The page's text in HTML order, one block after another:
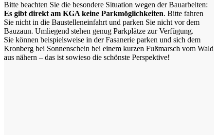
Bitte beachten Sie die besondere Situation wegen der Bauarbeiten:
Es gibt direkt am KGA keine Parkmöglichkeiten. Bitte fahren
Sie nicht in die Baustelleneinfahrt und parken Sie nicht vor dem
Bauzaun. Umliegend stehen genug Parkplätze zur Verfügung.
Sie können beispielsweise in der Fasanerie parken und sich dem
Kronberg bei Sonnenschein bei einem kurzen Fußmarsch vom Wald
aus nähern – das ist sowieso die schönste Perspektive!